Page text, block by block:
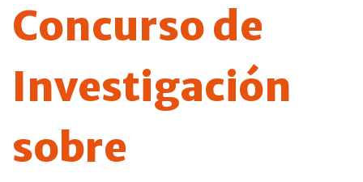
Concurso de
Investigación
sobre